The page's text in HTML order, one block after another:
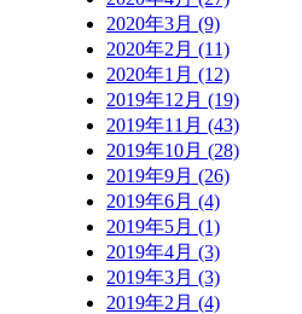
2020年3月 (9)
2020年2月 (11)
2020年1月 (12)
2019年12月 (19)
2019年11月 (43)
2019年10月 (28)
2019年9月 (26)
2019年6月 (4)
2019年5月 (1)
2019年4月 (3)
2019年3月 (3)
2019年2月 (4)